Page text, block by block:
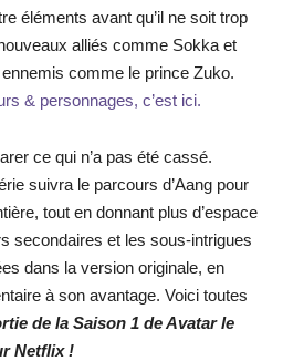
éléments avant qu’il ne soit trop
alliés comme Sokka et
comme le prince Zuko.
& personnages, c’est ici.
ce qui n’a pas été cassé.
suivra le parcours d’Aang pour
tout en donnant plus d’espace
secondaires et les sous-intrigues
dans la version originale, en
à son avantage. Voici toutes
de la Saison 1 deAvatar le
Netflix !